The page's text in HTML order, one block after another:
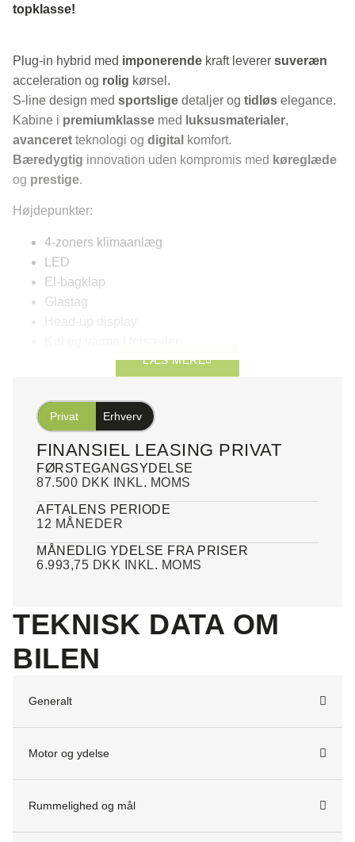
topklasse!
Plug-in hybrid med imponerende kraft leverer suveræn
acceleration og rolig kørsel.
S-line design med sportslige detaljer og tidløs elegance.
Kabine i premiumklasse med luksusmaterialer,
avanceret teknologi og digital komfort.
Bæredygtig innovation uden kompromis med køreglæde
og prestige.
Højdepunkter:
4-zoners klimaanlæg
LED
El-bagklap
Glastag
Head-up display
Varme i bagsæder
Varme i rattet
B&O Sound System
Night vision
👉 Ren power, ren stil og fremtidens luksus samlet i én bil.
Forbehold for trykfejl.
LÆS MERE
Privat Erhverv
FINANSIEL LEASING PRIVAT
FØRSTEGANGSYDELSE
87.500 DKK INKL. MOMS
AFTALENS PERIODE
12 MÅNEDER
MÅNEDLIG YDELSE FRA PRISER
6.993,75 DKK INKL. MOMS
TEKNISK DATA OM
BILEN
Generalt
Motor og ydelse
Rummelighed og mål